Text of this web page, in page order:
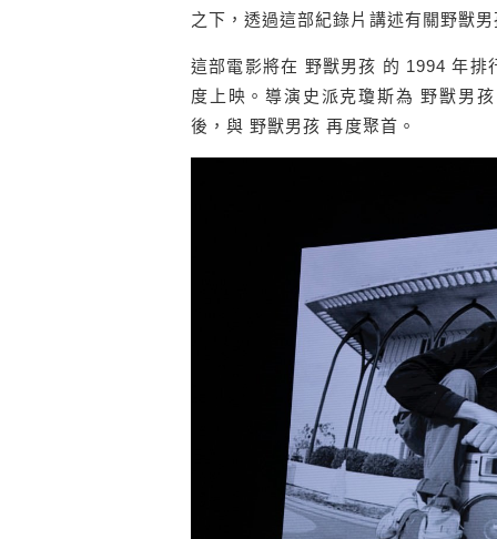
之下，透過這部紀錄片講述有關野獸
這部電影將在 野獸男孩 的 1994 年
度上映。導演史派克瓊斯為 野獸男
後，與 野獸男孩 再度聚首。